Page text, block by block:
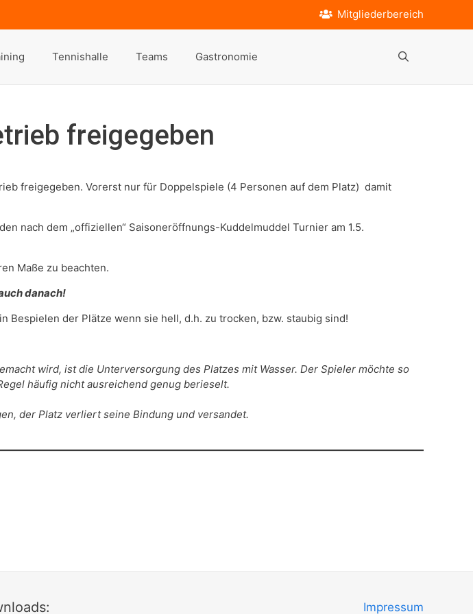
Mitgliederbereich
Tennishalle Teams Gastronomie
freigegeben
freigegeben. Vorerst nur für Doppelspiele (4 Personen auf dem Platz) damit
nach dem „offiziellen“ Saisoneröffnungs-Kuddelmuddel Turnier am 1.5.
Maße zu beachten.
danach!
Bespielen der Plätze wenn sie hell, d.h. zu trocken, bzw. staubig sind!
wird, ist die Unterversorgung des Platzes mit Wasser. Der Spieler möchte so
häufig nicht ausreichend genug berieselt.
der Platz verliert seine Bindung und versandet.
Impressum